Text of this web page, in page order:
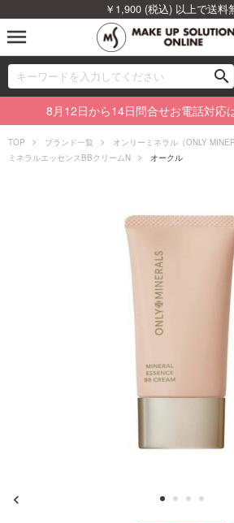
￥1,900 (税込) 以上で送料
menu
search
00 ブランドから探す
カテゴリから探す
ランキングから探す
ビューティジャーナルから探す
8月12日から14日問合せお電話対応
TOP ブランド一覧 オンリーミネラル（ONLY
ミネラルエッセンスBBクリームN
オークル